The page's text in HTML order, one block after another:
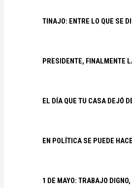
TINAJO: ENTRE LO QUE SE
PRESIDENTE, FINALMENTE
EL DÍA QUE TU CASA DEJÓ
EN POLÍTICA SE PUEDE
1 DE MAYO: TRABAJO